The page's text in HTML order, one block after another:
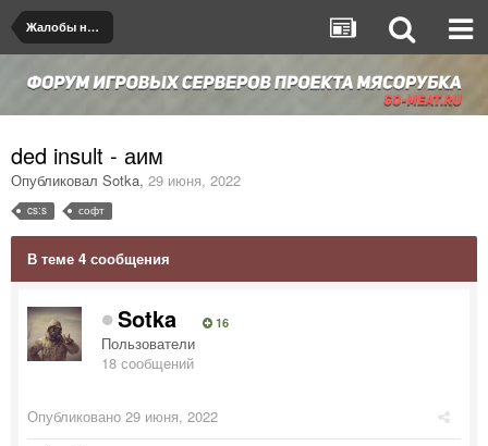
Жалобы на игроков/админов
ded insult - аим
Опубликовал Sotka, 29 июня, 2022
cs:s софт
В теме 4 сообщения
Sotka 16
Пользователи
18 сообщений
Опубликовано 29 июня, 2022